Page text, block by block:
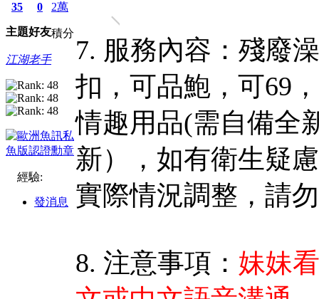
35
主題
0
好友
2萬
積分
江湖老手
經驗:
發消息
7. 服務內容：殘廢
扣，可品鮑，可69
情趣用品(需自備全
新），如有衛生疑
實際情況調整，請
8. 注意事項： 妹妹